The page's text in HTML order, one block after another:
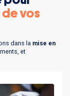
de vos
dans la mise en
et